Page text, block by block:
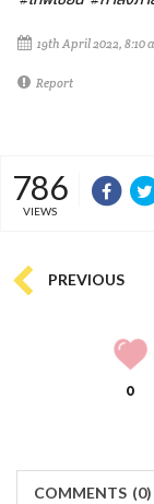
19th April 2022, 8:10
Report
786
VIEWS
PREVIOUS
0
COMMENTS (0)